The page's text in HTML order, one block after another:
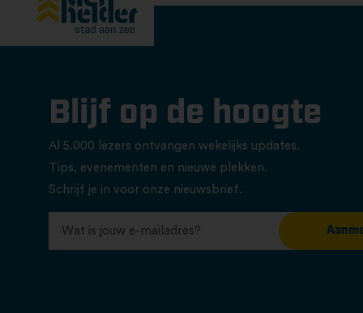
Blijf op de hoogte
Al 5.000 lezers ontvangen wekelijks updates.
Tips, evenementen en nieuwe plekken.
Schrijf je in voor onze nieuwsbrief.